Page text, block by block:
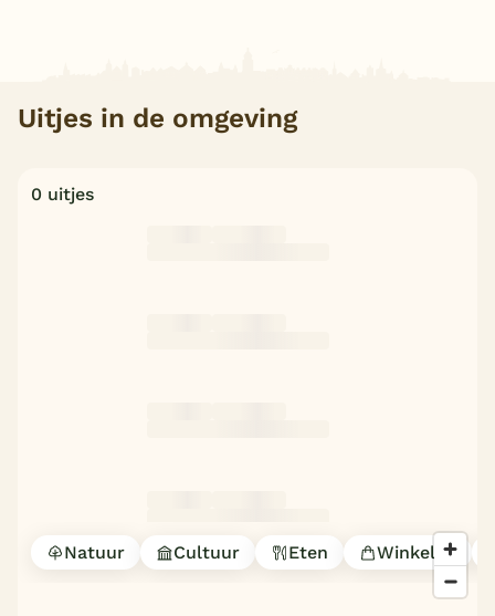
Uitjes in de omgeving
0 uitjes
Natuur Cultuur Eten Winkelen